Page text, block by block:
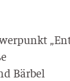
Bärbel